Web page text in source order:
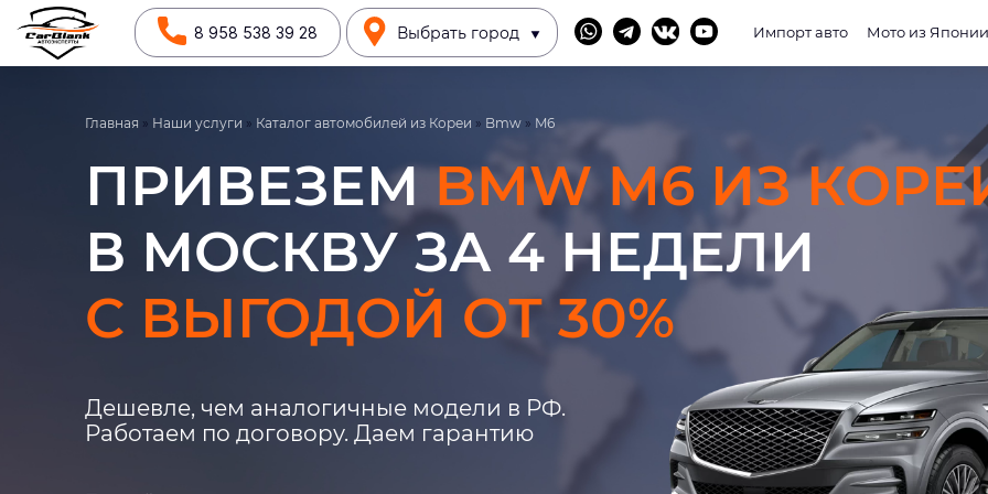
8 958 538 39 28 Выбрать город Импорт авто Мото из Японии
Главная » Наши услуги » Каталог автомобилей из Кореи » Bmw » M6
ПРИВЕЗЕМBMW M6 ИЗ
В МОСКВУ ЗА 4 НЕДЕЛИ
С ВЫГОДОЙ ОТ 30%
Дешевле, чем аналогичные модели в РФ.
Работаем по договору. Даем гарантию